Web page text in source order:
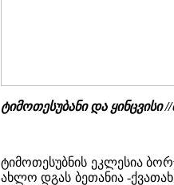
ტიმოთესუბანი და
ტიმოთესუბნის ეკლესია
ახლო დგას ბეთანია -